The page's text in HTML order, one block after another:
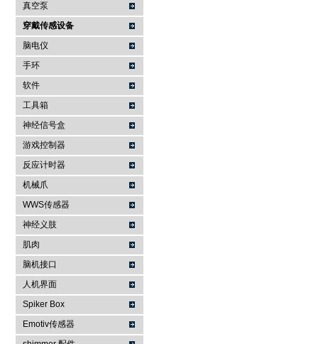
真空泵
穿戴传感设备
脑电仪
手环
软件
工具箱
神经信号盒
游戏控制器
反应计时器
机械爪
WWS传感器
神经义肢
肌肉
脑机接口
人机界面
Spiker Box
Emotiv传感器